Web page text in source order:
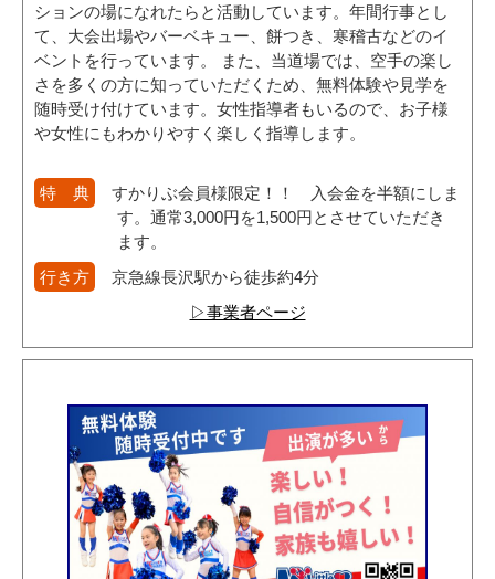
ションの場になれたらと活動しています。年間行事とし
て、大会出場やバーベキュー、餅つき、寒稽古などのイ
ベントを行っています。 また、当道場では、空手の楽し
さを多くの方に知っていただくため、無料体験や見学を
随時受け付けています。女性指導者もいるので、お子様
や女性にもわかりやすく楽しく指導します。
特 典
すかりぶ会員様限定！！ 入会金を半額にしま
す。通常3,000円を1,500円とさせていただき
ます。
行き方
京急線長沢駅から徒歩約4分
▷事業者ページ